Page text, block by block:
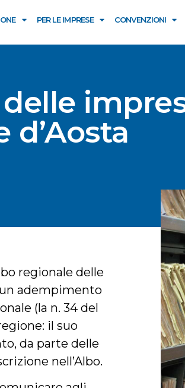
PER LE IMPRESE CONVENZIONI
delle
regionale delle
un adempimento
(la n. 34 del
il suo
da parte delle
nell’Albo.